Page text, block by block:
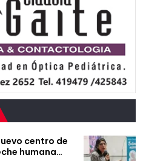
centro de
humana…